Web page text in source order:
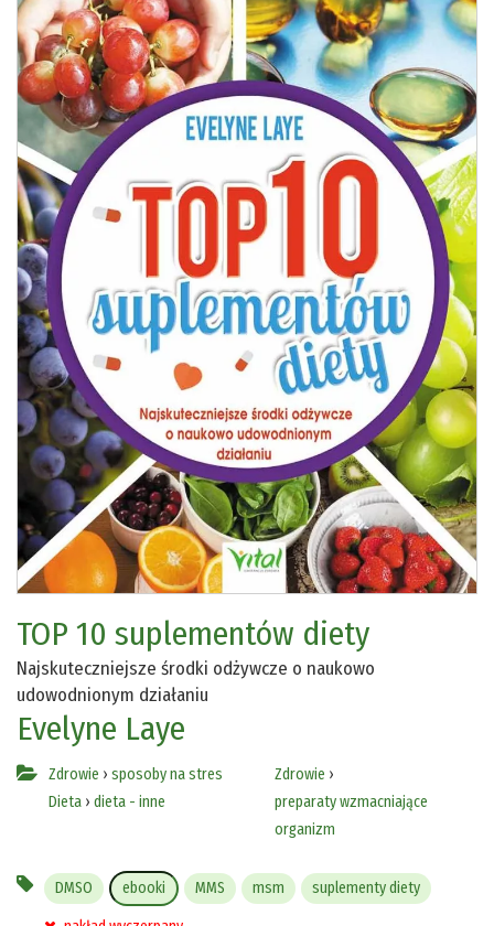
TOP 10 suplementów diety
Najskuteczniejsze środki odżywcze o naukowo
udowodnionym działaniu
Evelyne Laye
Zdrowie › sposoby na stres
Dieta › dieta - inne
Zdrowie ›
preparaty wzmacniające
organizm
DMSO ebooki MMS msm suplementy diety